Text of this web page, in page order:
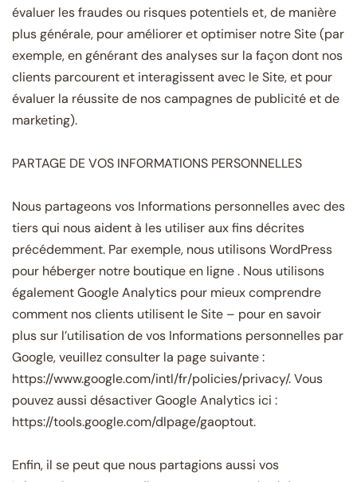
évaluer les fraudes ou risques potentiels et, de manière
plus générale, pour améliorer et optimiser notre Site (par
exemple, en générant des analyses sur la façon dont nos
clients parcourent et interagissent avec le Site, et pour
évaluer la réussite de nos campagnes de publicité et de
marketing).
PARTAGE DE VOS INFORMATIONS PERSONNELLES
Nous partageons vos Informations personnelles avec des
tiers qui nous aident à les utiliser aux fins décrites
précédemment. Par exemple, nous utilisons WordPress
pour héberger notre boutique en ligne . Nous utilisons
également Google Analytics pour mieux comprendre
comment nos clients utilisent le Site – pour en savoir
plus sur l’utilisation de vos Informations personnelles par
Google, veuillez consulter la page suivante :
https://www.google.com/intl/fr/policies/privacy/. Vous
pouvez aussi désactiver Google Analytics ici :
https://tools.google.com/dlpage/gaoptout.
Enfin, il se peut que nous partagions aussi vos